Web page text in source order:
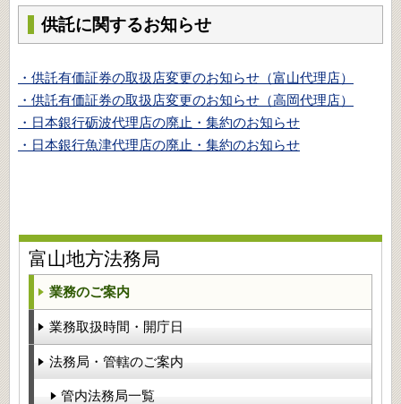
供託に関するお知らせ
・供託有価証券の取扱店変更のお知らせ（富山代理店）
・供託有価証券の取扱店変更のお知らせ（高岡代理店）
・日本銀行砺波代理店の廃止・集約のお知らせ
・日本銀行魚津代理店の廃止・集約のお知らせ
富山地方法務局
業務のご案内
業務取扱時間・開庁日
法務局・管轄のご案内
管内法務局一覧